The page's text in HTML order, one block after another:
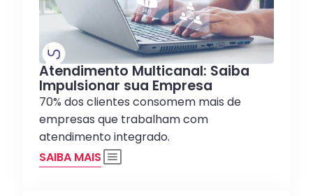
Atendimento Multicanal: Saiba
Impulsionar sua Empresa
70% dos clientes consomem mais de
empresas que trabalham com
atendimento integrado.
SAIBA MAIS